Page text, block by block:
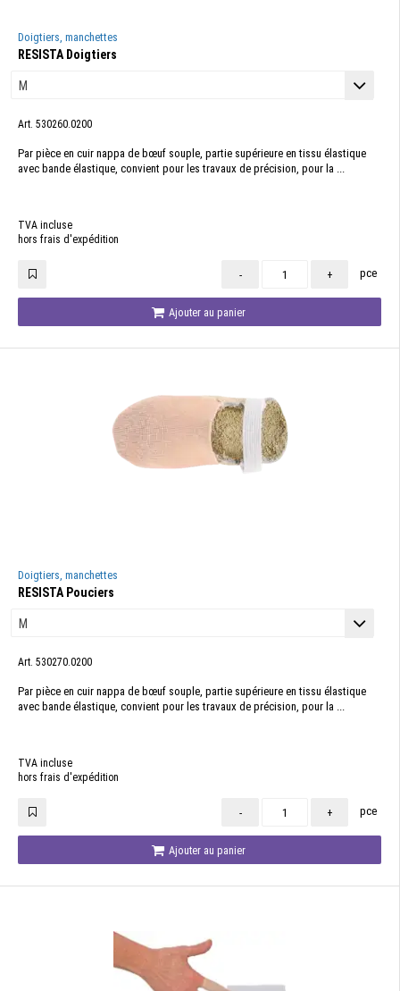
Doigtiers, manchettes
RESISTA Doigtiers
Art. 530260.0200
Par pièce en cuir nappa de bœuf souple, partie supérieure en tissu élastique
avec bande élastique, convient pour les travaux de précision, pour la ...
TVA incluse
hors frais d'expédition
- + pce
Ajouter au panier
Doigtiers, manchettes
RESISTA Pouciers
Art. 530270.0200
Par pièce en cuir nappa de bœuf souple, partie supérieure en tissu élastique
avec bande élastique, convient pour les travaux de précision, pour la ...
TVA incluse
hors frais d'expédition
- + pce
Ajouter au panier